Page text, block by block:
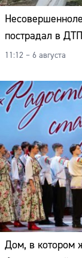
пострадал в
11:12 – 6 августа
Дом, в котором